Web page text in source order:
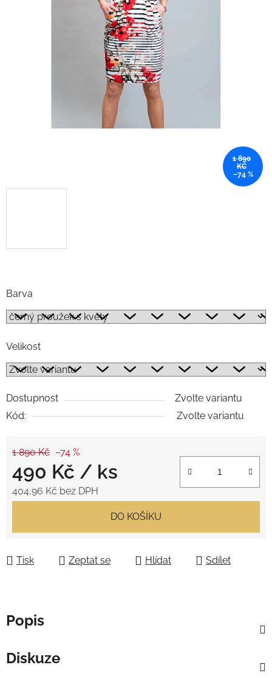
Barva
Velikost
Dostupnost
Zvolte variantu
Kód:
Zvolte variantu
1 890 Kč –74 %
490 Kč / ks
404,96 Kč bez DPH
DO KOŠÍKU
Tisk Zeptat se Hlídat Sdílet
1 890
KČ
–74 %
Popis
Diskuze